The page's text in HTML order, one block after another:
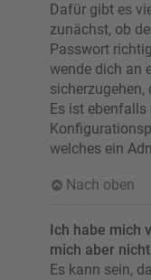
Dafür gibt es
zunächst, ob
Passwort
wende dich an
Es ist
welches ein
Nach oben
Ich habe mich
mich aber
Es kann sein,